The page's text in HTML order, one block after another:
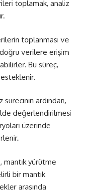
toplamak, analiz
toplanması ve
verilere erişim
Bu süreç,
sürecinin ardından,
değerlendirilmesi
üzerinde
yürütme
bir mantık
arasında